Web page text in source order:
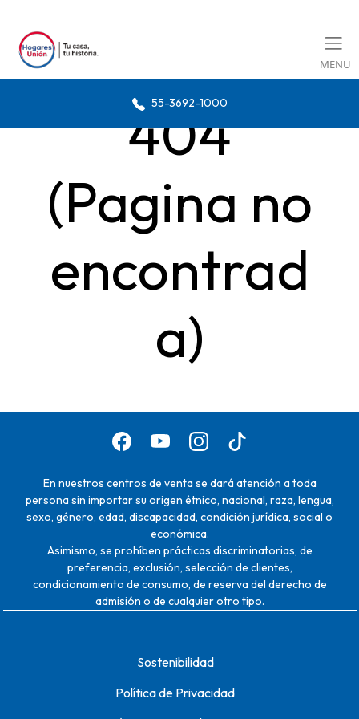
MENU
55-3692-1000
404
(Pagina no
encontrad
a)
En nuestros centros de venta se dará atención a toda
persona sin importar su origen étnico, nacional, raza, lengua,
sexo, género, edad, discapacidad, condición jurídica, social o
económica.
Asimismo, se prohíben prácticas discriminatorias, de
preferencia, exclusión, selección de clientes,
condicionamiento de consumo, de reserva del derecho de
admisión o de cualquier otro tipo.
Sostenibilidad
Política de Privacidad